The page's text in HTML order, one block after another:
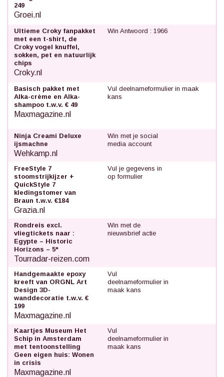
249
Groei.nl
Ultieme Croky fanpakket
met een t-shirt, de
Croky vogel knuffel,
sokken, pet en natuurlijk
chips
Croky.nl
Win Antwoord : 1966
Basisch pakket met
Alka-crème en Alka-
shampoo t.w.v. € 49
Maxmagazine.nl
Vul deelnameformulier in maak
kans
Ninja Creami Deluxe
ijsmachne
Wehkamp.nl
Win met je social
media account
FreeStyle 7
stoomstrijkijzer +
QuickStyle 7
kledingstomer van
Braun t.w.v. €184
Grazia.nl
Vul je gegevens in
op formulier
Rondreis excl.
vliegtickets naar :
Egypte – Historic
Horizons – 5*
Tourradar-reizen.com
Win met de
nieuwsbrief actie
Handgemaakte epoxy
kreeft van ORGNL Art
Design 3D-
wanddecoratie t.w.v. €
199
Maxmagazine.nl
Vul
deelnameformulier in
maak kans
Kaartjes Museum Het
Schip in Amsterdam
met tentoonstelling
Geen eigen huis: Wonen
in crisis
Maxmagazine.nl
Vul
deelnameformulier in
maak kans